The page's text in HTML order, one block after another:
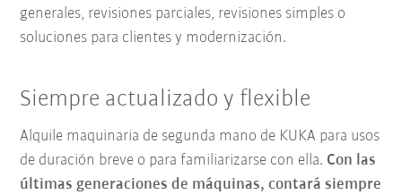
generales, revisiones parciales, revisiones simples o
soluciones para clientes y modernización.
Siempre actualizado y flexible
Alquile maquinaria de segunda mano de KUKA para usos
de duración breve o para familiarizarse con ella. Con las
últimas generaciones de máquinas, contará siempre